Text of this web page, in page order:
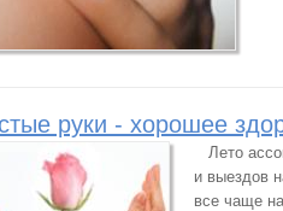
руки - хорошее
Лето
и выездов
все чаще